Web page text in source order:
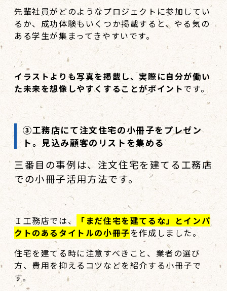
先輩社員がどのようなプロジェクトに参加してい
るか、成功体験もいくつか掲載すると、やる気の
ある学生が集まってきやすいです。
イラストよりも写真を掲載し、実際に自分が働い
た未来を想像しやすくすることがポイントです。
③工務店にて注文住宅の小冊子をプレゼン
ト。見込み顧客のリストを集める
三番目の事例は、注文住宅を建てる工務店
での小冊子活用方法です。
Ｉ工務店では、
「まだ住宅を建てるな」とインパ
クトのあるタイトルの小冊子を作成しました。
住宅を建てる時に注意すべきこと、業者の選び
方、費用を抑えるコツなどを紹介する小冊子で
す。